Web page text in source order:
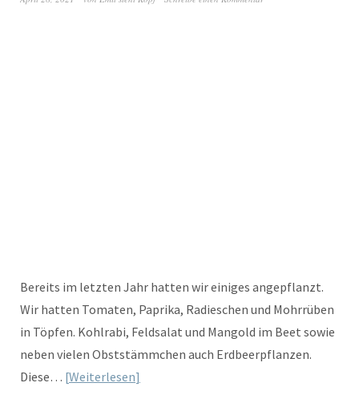
Bereits im letzten Jahr hatten wir einiges angepflanzt.
Wir hatten Tomaten, Paprika, Radieschen und Mohrrüben
in Töpfen. Kohlrabi, Feldsalat und Mangold im Beet sowie
neben vielen Obststämmchen auch Erdbeerpflanzen.
Diese… Weiterlesen